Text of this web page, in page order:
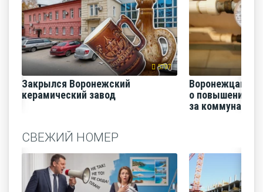
5797
Закрылся Воронежский
керамический завод
Воронежцам
о повышении
за
СВЕЖИЙ НОМЕР